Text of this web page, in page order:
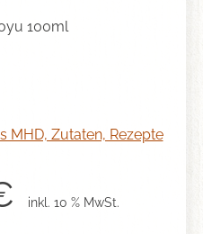
100ml
MHD, Zutaten, Rezepte
inkl. 10 % MwSt.